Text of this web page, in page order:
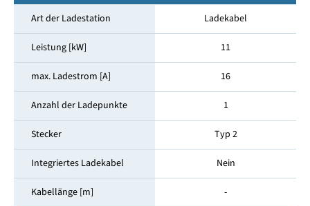
Art der Ladestation Ladekabel
Leistung [kW] 11
max. Ladestrom [A] 16
Anzahl der Ladepunkte 1
Stecker Typ 2
Integriertes Ladekabel Nein
Kabellänge [m] -